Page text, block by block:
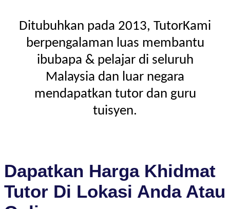
Ditubuhkan pada 2013, TutorKami
berpengalaman luas membantu
ibubapa & pelajar di seluruh
Malaysia dan luar negara
mendapatkan tutor dan guru
tuisyen.
Dapatkan Harga Khidmat
Tutor Di Lokasi Anda Atau